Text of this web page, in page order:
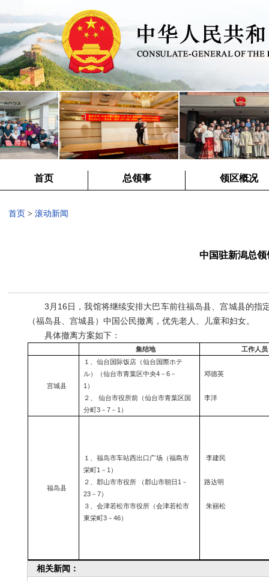
首页 总领事 领区概况
首页 > 滚动新闻
中国驻新潟总
3月16日，我馆将继续安排大巴车前往福岛县、宫城县的指
（福岛县、宫城县）中国公民撤离，优先老人、儿童和妇女。
具体撤离方案如下：
集结地 工作人员
宫城县
１、仙台国际饭店（仙台国際ホテ
ル）（仙台市青葉区中央4－ 6－
1 ）
２、
仙台市役所前（仙台市青葉区国
分町3－ 7－ 1 ）
邓德英
李洋
福岛县
１、福岛市车站西出口广场（福島市
栄町1 － 1 ）
２、郡山市市役所
（郡山市朝日 1 －
23－ 7）
３、会津若松市市役所（会津若松市
東栄町3－ 46）
李建民
路达明
朱丽松
相关新闻：